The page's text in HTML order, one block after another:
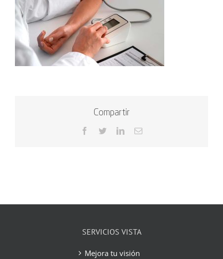
Compartir
Facebook
TwitterLinkedInCorreo
SERVICIOS VISTA
Mejora tu visión